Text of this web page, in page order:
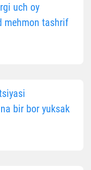
uch oy
mehmon tashrif
bir bor yuksak